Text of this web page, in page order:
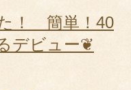
！ 簡単！40
デビュー❦